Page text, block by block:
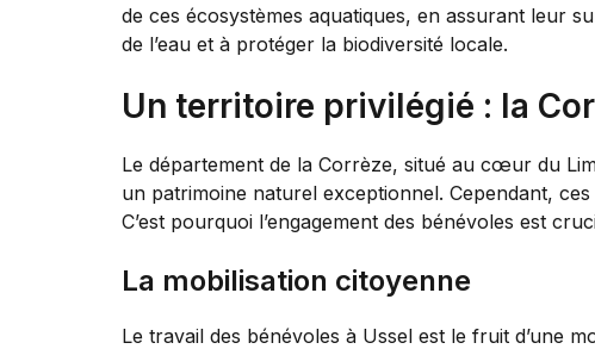
de ces écosystèmes aquatiques, en assurant leur
de l’eau et à protéger la biodiversité locale.
Un territoire privilégié : la
Le département de la Corrèze, situé au cœur du
un patrimoine naturel exceptionnel. Cependant,
C’est pourquoi l’engagement des bénévoles est
La mobilisation citoyenne
Le travail des bénévoles à Ussel est le fruit d’une